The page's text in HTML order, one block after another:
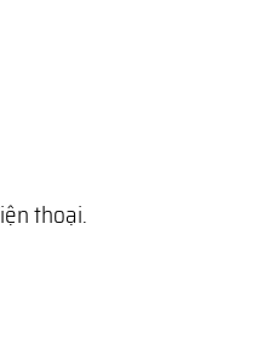
thoại.